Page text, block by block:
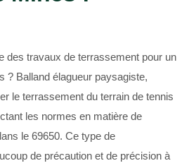
des travaux de terrassement pour un
? Balland élagueur paysagiste,
le terrassement du terrain de tennis
les normes en matière de
le 69650. Ce type de
de précaution et de précision à